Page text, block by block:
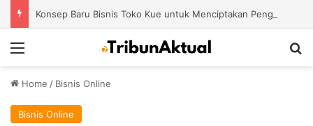
Home / Bisnis Online
Bisnis Online